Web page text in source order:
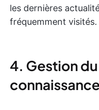
les dernières
fréquemment visités.
4. Gestion